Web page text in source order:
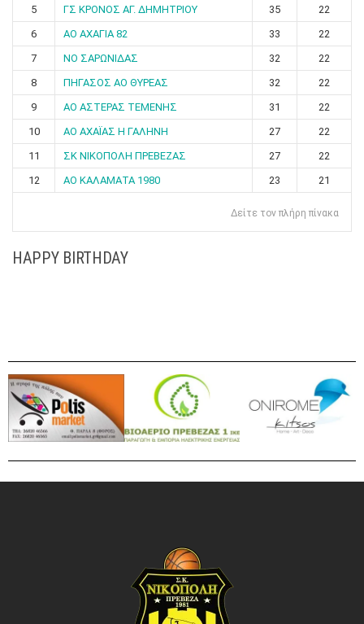
5
ΓΣ ΚΡΟΝΟΣ ΑΓ. ΔΗΜΗΤΡΙΟΥ 35
22
6
ΑΟ ΑΧΑΓΙΑ 82 33
22
7
ΝΟ ΣΑΡΩΝΙΔΑΣ 32
22
8
ΠΗΓΑΣΟΣ ΑΟ ΘΥΡΕΑΣ 32
22
9
ΑΟ ΑΣΤΕΡΑΣ ΤΕΜΕΝΗΣ 31
22
10
ΑΟ ΑΧΑΪΑΣ Η ΓΑΛΗΝΗ 27
22
11
ΣΚ ΝΙΚΟΠΟΛΗ ΠΡΕΒΕΖΑΣ 27
22
12
ΑΟ ΚΑΛΑΜΑΤΑ 1980 23 21
Δείτε τον πλήρη πίνακα
HAPPY BIRTHDAY